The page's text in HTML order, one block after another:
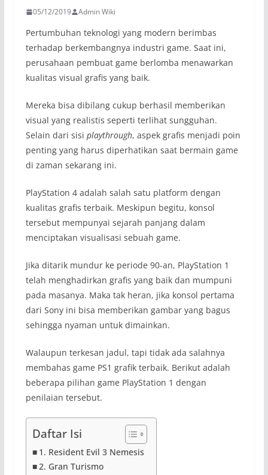
05/12/2019 Admin Wiki
Pertumbuhan teknologi yang modern berimbas
terhadap berkembangnya industri game. Saat ini,
perusahaan pembuat game berlomba menawarkan
kualitas visual grafis yang baik.
Mereka bisa dibilang cukup berhasil memberikan
visual yang realistis seperti terlihat sungguhan.
Selain dari sisi playthrough, aspek grafis menjadi poin
penting yang harus diperhatikan saat bermain game
di zaman sekarang ini.
PlayStation 4 adalah salah satu platform dengan
kualitas grafis terbaik. Meskipun begitu, konsol
tersebut mempunyai sejarah panjang dalam
menciptakan visualisasi sebuah game.
Jika ditarik mundur ke periode 90-an, PlayStation 1
telah menghadirkan grafis yang baik dan mumpuni
pada masanya. Maka tak heran, jika konsol pertama
dari Sony ini bisa memberikan gambar yang bagus
sehingga nyaman untuk dimainkan.
Walaupun terkesan jadul, tapi tidak ada salahnya
membahas game PS1 grafik terbaik. Berikut adalah
beberapa pilihan game PlayStation 1 dengan
penilaian tersebut.
Daftar Isi
1. Resident Evil 3 Nemesis
2. Gran Turismo